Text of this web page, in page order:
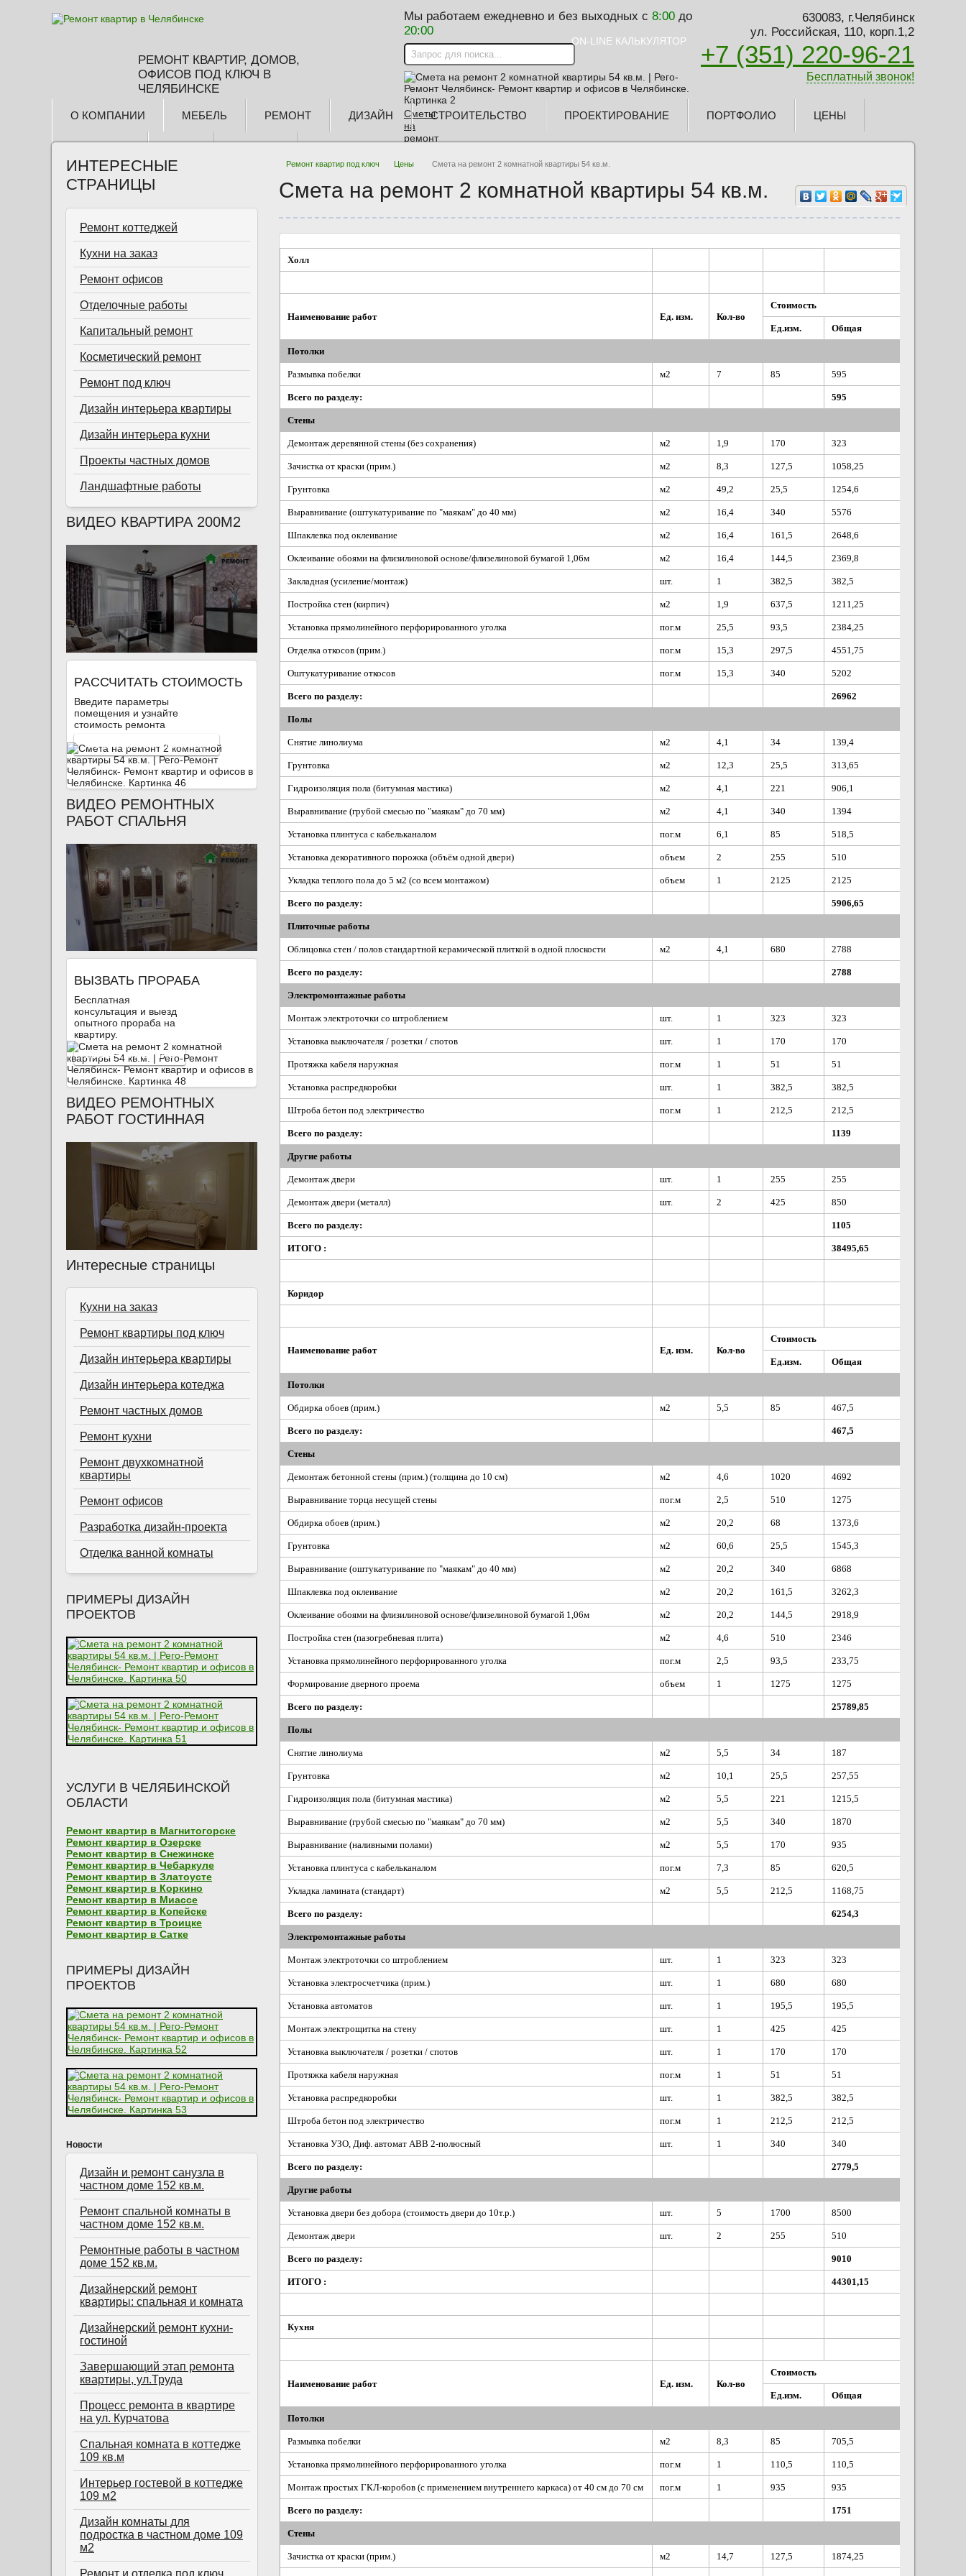
РЕМОНТ КВАРТИР, ДОМОВ,
ОФИСОВ ПОД КЛЮЧ В
ЧЕЛЯБИНСКЕ
Мы работаем ежедневно и без выходных с 8:00 до
20:00
ON-LINE КАЛЬКУЛЯТОР
Сметы
на
ремонт
Заказать
замер
Скидки и
630083, г.Челябинск
ул. Российская, 110, корп.1,2
+7 (351) 220-96-21
Бесплатный звонок!
О КОМПАНИИ МЕБЕЛЬ РЕМОНТ ДИЗАЙН СТРОИТЕЛЬСТВО ПРОЕКТИРОВАНИЕ ПОРТФОЛИО ЦЕНЫ
Ремонт квартир под ключ Цены Смета на ремонт 2 комнатной квартиры 54 кв.м.
Смета на ремонт 2 комнатной квартиры 54 кв.м.
Холл
Наименование работ Ед. изм. Кол-во
Стоимость
Ед.изм. Общая
Потолки
Размывка побелки м2 7 85 595
Всего по разделу: 595
Стены
Демонтаж деревянной стены (без сохранения) м2 1,9 170 323
Зачистка от краски (прим.) м2 8,3 127,5 1058,25
Грунтовка м2 49,2 25,5 1254,6
Выравнивание (оштукатуривание по "маякам" до 40 мм) м2 16,4 340 5576
Шпаклевка под оклеивание м2 16,4 161,5 2648,6
Оклеивание обоями на флизилиновой основе/флизелиновой бумагой 1,06м м2 16,4 144,5 2369,8
Закладная (усиление/монтаж) шт. 1 382,5 382,5
Постройка стен (кирпич) м2 1,9 637,5 1211,25
Установка прямолинейного перфорированного уголка пог.м 25,5 93,5 2384,25
Отделка откосов (прим.) пог.м 15,3 297,5 4551,75
Оштукатуривание откосов пог.м 15,3 340 5202
Всего по разделу: 26962
Полы
Снятие линолиума м2 4,1 34 139,4
Грунтовка м2 12,3 25,5 313,65
Гидроизоляция пола (битумная мастика) м2 4,1 221 906,1
Выравнивание (грубой смесью по "маякам" до 70 мм) м2 4,1 340 1394
Установка плинтуса с кабельканалом пог.м 6,1 85 518,5
Установка декоративного порожка (объём одной двери) объем 2 255 510
Укладка теплого пола до 5 м2 (со всем монтажом) объем 1 2125 2125
Всего по разделу: 5906,65
Плиточные работы
Облицовка стен / полов стандартной керамической плиткой в одной плоскости м2 4,1 680 2788
Всего по разделу: 2788
Электромонтажные работы
Монтаж электроточки со штроблением шт. 1 323 323
Установка выключателя / розетки / спотов шт. 1 170 170
Протяжка кабеля наружная пог.м 1 51 51
Установка распредкоробки шт. 1 382,5 382,5
Штроба бетон под электричество пог.м 1 212,5 212,5
Всего по разделу: 1139
Другие работы
Демонтаж двери шт. 1 255 255
Демонтаж двери (металл) шт. 2 425 850
Всего по разделу: 1105
ИТОГО : 38495,65
Коридор
Наименование работ Ед. изм. Кол-во
Стоимость
Ед.изм. Общая
Потолки
Обдирка обоев (прим.) м2 5,5 85 467,5
Всего по разделу: 467,5
Стены
Демонтаж бетонной стены (прим.) (толщина до 10 см) м2 4,6 1020 4692
Выравнивание торца несущей стены пог.м 2,5 510 1275
Обдирка обоев (прим.) м2 20,2 68 1373,6
Грунтовка м2 60,6 25,5 1545,3
Выравнивание (оштукатуривание по "маякам" до 40 мм) м2 20,2 340 6868
Шпаклевка под оклеивание м2 20,2 161,5 3262,3
Оклеивание обоями на флизилиновой основе/флизелиновой бумагой 1,06м м2 20,2 144,5 2918,9
Постройка стен (пазогребневая плита) м2 4,6 510 2346
Установка прямолинейного перфорированного уголка пог.м 2,5 93,5 233,75
Формирование дверного проема объем 1 1275 1275
Всего по разделу: 25789,85
Полы
Снятие линолиума м2 5,5 34 187
Грунтовка м2 10,1 25,5 257,55
Гидроизоляция пола (битумная мастика) м2 5,5 221 1215,5
Выравнивание (грубой смесью по "маякам" до 70 мм) м2 5,5 340 1870
Выравнивание (наливными полами) м2 5,5 170 935
Установка плинтуса с кабельканалом пог.м 7,3 85 620,5
Укладка ламината (стандарт) м2 5,5 212,5 1168,75
Всего по разделу: 6254,3
Электромонтажные работы
Монтаж электроточки со штроблением шт. 1 323 323
Установка электросчетчика (прим.) шт. 1 680 680
Установка автоматов шт. 1 195,5 195,5
Монтаж электрощитка на стену шт. 1 425 425
Установка выключателя / розетки / спотов шт. 1 170 170
Протяжка кабеля наружная пог.м 1 51 51
Установка распредкоробки шт. 1 382,5 382,5
Штроба бетон под электричество пог.м 1 212,5 212,5
Установка УЗО, Диф. автомат ABB 2-полюсный шт. 1 340 340
Всего по разделу: 2779,5
Другие работы
Установка двери без добора (стоимость двери до 10т.р.) шт. 5 1700 8500
Демонтаж двери шт. 2 255 510
Всего по разделу: 9010
ИТОГО : 44301,15
Кухня
Наименование работ Ед. изм. Кол-во
Стоимость
Ед.изм. Общая
Потолки
Размывка побелки м2 8,3 85 705,5
Установка прямолинейного перфорированного уголка пог.м 1 110,5 110,5
Монтаж простых ГКЛ-коробов (с применением внутреннего каркаса) от 40 см до 70 см пог.м 1 935 935
Всего по разделу: 1751
Стены
Зачистка от краски (прим.) м2 14,7 127,5 1874,25
ИНТЕРЕСНЫЕ
СТРАНИЦЫ
Ремонт коттеджей
Кухни на заказ
Ремонт офисов
Отделочные работы
Капитальный ремонт
Косметический ремонт
Ремонт под ключ
Дизайн интерьера квартиры
Дизайн интерьера кухни
Проекты частных домов
Ландшафтные работы
ВИДЕО КВАРТИРА 200М2
РАССЧИТАТЬ СТОИМОСТЬ
Введите параметры
помещения и узнайте
стоимость ремонта
КАЛЬКУЛЯТОР РЕМОНТА
ВИДЕО РЕМОНТНЫХ
РАБОТ СПАЛЬНЯ
ВЫЗВАТЬ ПРОРАБА
Бесплатная
консультация и выезд
опытного прораба на
квартиру.
ВЫЗВАТЬ СЕЙЧАС
ВИДЕО РЕМОНТНЫХ
РАБОТ ГОСТИННАЯ
Интересные страницы
Кухни на заказ
Ремонт квартиры под ключ
Дизайн интерьера квартиры
Дизайн интерьера котеджа
Ремонт частных домов
Ремонт кухни
Ремонт двухкомнатной
квартиры
Ремонт офисов
Разработка дизайн-проекта
Отделка ванной комнаты
ПРИМЕРЫ ДИЗАЙН
ПРОЕКТОВ
УСЛУГИ В ЧЕЛЯБИНСКОЙ
ОБЛАСТИ
Ремонт квартир в Магнитогорске
Ремонт квартир в Озерске
Ремонт квартир в Снежинске
Ремонт квартир в Чебаркуле
Ремонт квартир в Златоусте
Ремонт квартир в Коркино
Ремонт квартир в Миассе
Ремонт квартир в Копейске
Ремонт квартир в Троицке
Ремонт квартир в Сатке
ПРИМЕРЫ ДИЗАЙН
ПРОЕКТОВ
Новости
Дизайн и ремонт санузла в
частном доме 152 кв.м.
Ремонт спальной комнаты в
частном доме 152 кв.м.
Ремонтные работы в частном
доме 152 кв.м.
Дизайнерский ремонт
квартиры: спальная и комната
Дизайнерский ремонт кухни-
гостиной
Завершающий этап ремонта
квартиры, ул.Труда
Процесс ремонта в квартире
на ул. Курчатова
Спальная комната в коттедже
109 кв.м
Интерьер гостевой в коттедже
109 м2
Дизайн комнаты для
подростка в частном доме 109
м2
Ремонт и отделка под ключ